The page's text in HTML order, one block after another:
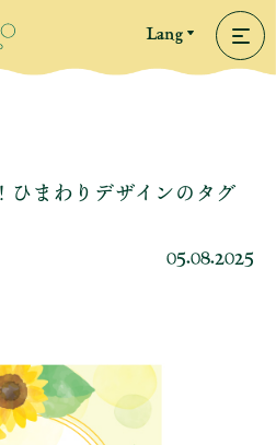
Lang
ひまわりデザインのタグ
05.08.2025